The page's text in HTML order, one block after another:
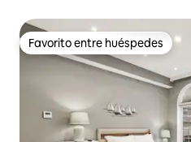
Favorito entre huéspedes
Favorito entre huéspedes